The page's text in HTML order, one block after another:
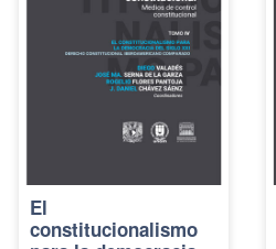
El
constitucionalismo